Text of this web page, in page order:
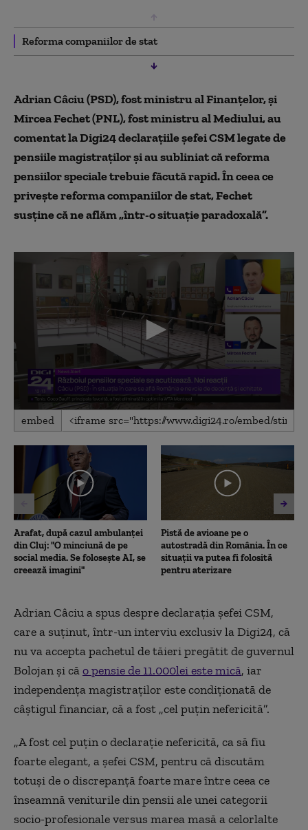
Reforma companiilor de stat
Adrian Câciu (PSD), fost ministru al Finanțelor, și
Mircea Fechet (PNL), fost ministru al Mediului, au
comentat la Digi24 declarațiile șefei CSM legate de
pensiile magistraților și au subliniat că reforma
pensiilor speciale trebuie făcută rapid. În ceea ce
privește reforma companiilor de stat, Fechet
susține că ne aflăm „într-o situație paradoxală”.
0
seconds
14
minutes,
seconds
embed
Arafat, după cazul ambulanței
din Cluj: "O minciună de pe
social media. Se folosește AI, se
creează imagini"
Pistă de avioane pe o
autostradă din România. În ce
situații va putea fi folosită
pentru aterizare
Adrian Câciu a spus despre declarația șefei CSM,
care a suținut, într-un interviu exclusiv la Digi24, că
nu va accepta pachetul de tăieri pregătit de guvernul
Bolojan și căo pensie de 11.000lei este mică, iar
independența magistraților este condiționată de
câștigul financiar, că a fost „cel puțin nefericită”.
„A fost cel puțin o declarație nefericită, ca să fiu
foarte elegant, a șefei CSM, pentru că discutăm
totuși de o discrepanță foarte mare între ceea ce
înseamnă veniturile din pensii ale unei categorii
socio-profesionale versus marea masă a celorlalte